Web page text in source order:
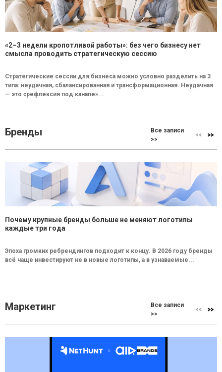
«2–3 недели кропотливой работы»: без чего бизнесу нет
смысла проводить стратегическую сессию
Стратегические сессии для бизнеса можно условно разделить на 3
типа: неудачная, сбалансированная и трансформационная. Неудачная
— это «рефлексия под канапе»...
Бренды
Все записи
>>
Почему крупные бренды больше не меняют логотипы
каждые три года
Эпоха громких ребрендингов подходит к концу. В 2026 году бренды
всё чаще инвестируют не в новые логотипы, а в узнаваемые...
Маркетинг
Все записи
>>